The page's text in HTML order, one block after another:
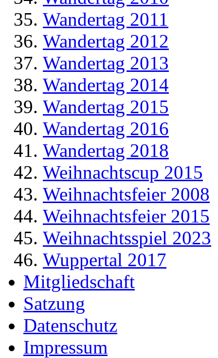
Wandertag 2011
Wandertag 2012
Wandertag 2013
Wandertag 2014
Wandertag 2015
Wandertag 2016
Wandertag 2018
Weihnachtscup 2015
Weihnachtsfeier 2008
Weihnachtsfeier 2015
Weihnachtsspiel 2023
Wuppertal 2017
Mitgliedschaft
Satzung
Datenschutz
Impressum